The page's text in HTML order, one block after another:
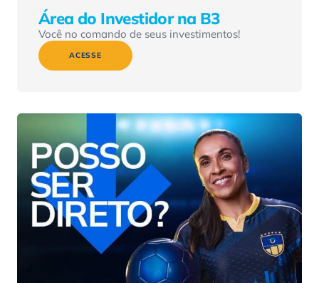
Área do Investidor na B3
Você no comando de seus investimentos!
ACESSE